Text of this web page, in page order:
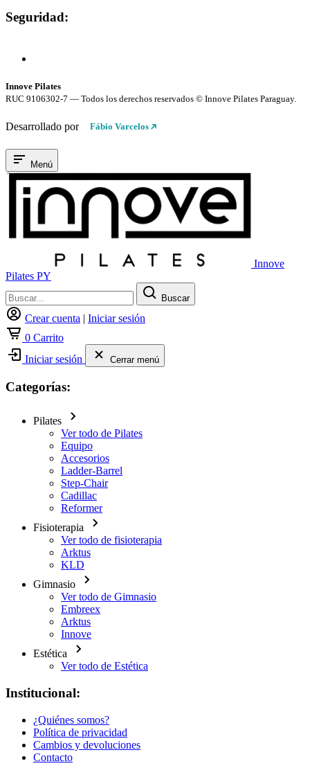
Seguridad:
Innove Pilates
RUC 9106302-7 — Todos los derechos reservados © Innove Pilates Paraguay.
Desarrollado por Fábio Varcelos
Menú
Innove
Pilates PY
Buscar
Crear cuenta | Iniciar sesión
0 Carrito
Iniciar sesión
Cerrar menú
Categorías:
Pilates
Ver todo de Pilates
Equipo
Accesorios
Ladder-Barrel
Step-Chair
Cadillac
Reformer
Fisioterapia
Ver todo de fisioterapia
Arktus
KLD
Gimnasio
Ver todo de Gimnasio
Embreex
Arktus
Innove
Estética
Ver todo de Estética
Institucional:
¿Quiénes somos?
Política de privacidad
Cambios y devoluciones
Contacto